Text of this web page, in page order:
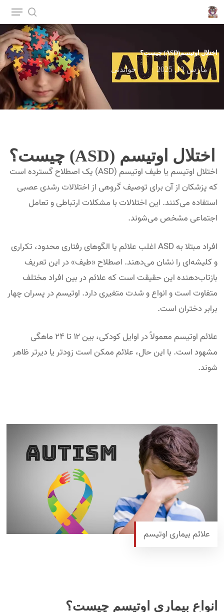
اختلال اوتیسم(ASD) چیست؟
مارس 13, 2025 خواندنی
اختلال اوتیسم (ASD) چیست؟
اختلال اوتیسم یا طیف اوتیسم (ASD) یک اصطلاح گسترده است
که پزشکان از آن برای توصیف گروهی از اختلالات رشدی عصبی
استفاده می‌کنند. این اختلالات با مشکلات ارتباطی و تعامل
اجتماعی مشخص می‌شوند.
افراد مبتلا به ASD اغلب علائم یا الگوهای رفتاری محدود، تکراری
و کلیشه‌ای را نشان می‌دهند. اصطلاح «طیف» در این تعریف
بازتاب‌دهنده این حقیقت است که علائم در بین افراد مختلف
متفاوت است و انواع و شدت متغیری دارد. اوتیسم در پسران چهار
برابر دختران است.
علائم اوتیسم معمولاً در اوایل کودکی، بین ۱۲ تا ۲۴ ماهگی
مشهود است. با این حال، علائم ممکن است زودتر یا دیرتر ظاهر
شوند.
علائم بیماری اوتیسم
انواع بیماری اوتیسم چیست؟